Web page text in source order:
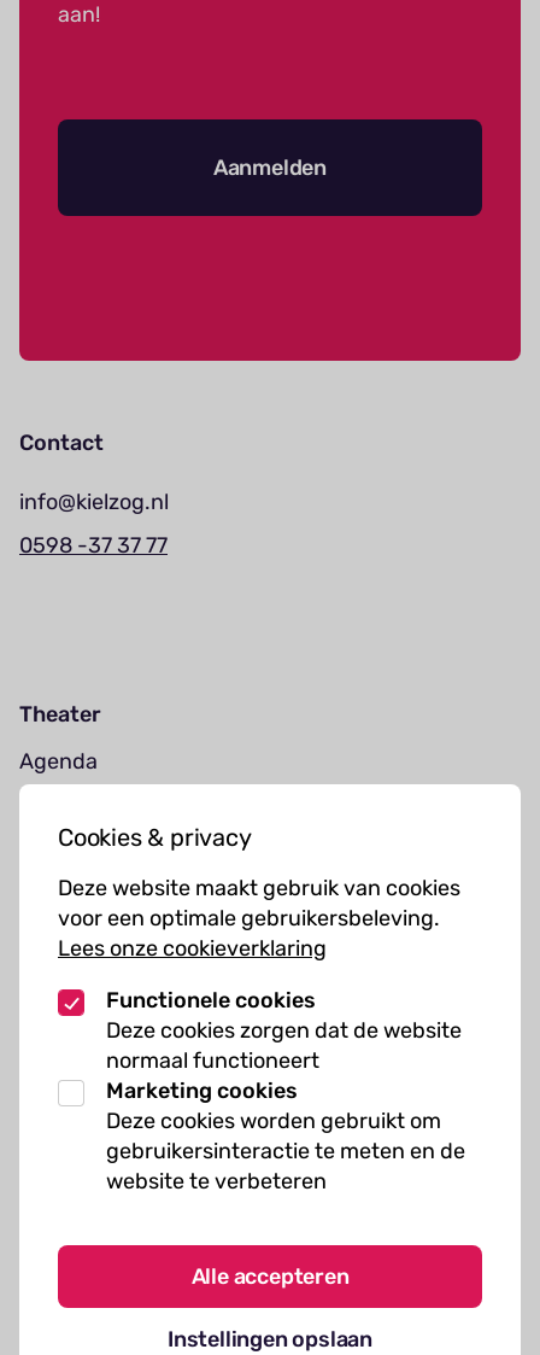
Cookies & privacy
Deze website maakt gebruik van cookies
voor een optimale gebruikersbeleving.
Lees onze cookieverklaring
Functionele cookies
Deze cookies zorgen dat de website
normaal functioneert
Marketing cookies
Deze cookies worden gebruikt om
gebruikersinteractie te meten en de
website te verbeteren
Alle accepteren
Instellingen opslaan
aan!
Aanmelden
Contact
info@kielzog.nl
0598 -37 37 77
Theater
Agenda
Muziekcursussen
Kunst cursussen
Over ons
Organisatie
Werken bij Kielzog
Veelgestelde vragen
Algemene voorwaarden